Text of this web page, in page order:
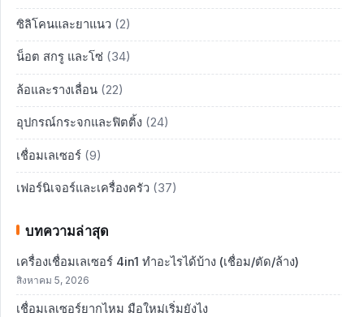
ซิลิโคนและยาแนว (2)
น็อต สกรู และโซ่ (34)
ล้อและรางเลื่อน (22)
อุปกรณ์กระจกและฟิตติ้ง (24)
เชื่อมเลเซอร์ (9)
เฟอร์นิเจอร์และเครื่องครัว (37)
บทความล่าสุด
เครื่องเชื่อมเลเซอร์ 4in1 ทำอะไรได้บ้าง (เชื่อม/ตัด/ล้าง)
สิงหาคม 5, 2026
เชื่อมเลเซอร์ยากไหม มือใหม่เริ่มยังไง